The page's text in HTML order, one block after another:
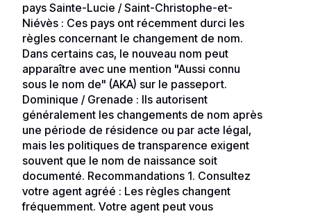
pays Sainte-Lucie / Saint-Christophe-et-
Niévès : Ces pays ont récemment durci les
règles concernant le changement de nom.
Dans certains cas, le nouveau nom peut
apparaître avec une mention "Aussi connu
sous le nom de" (AKA) sur le passeport.
Dominique / Grenade : Ils autorisent
généralement les changements de nom après
une période de résidence ou par acte légal,
mais les politiques de transparence exigent
souvent que le nom de naissance soit
documenté. Recommandations 1. Consultez
votre agent agréé : Les règles changent
fréquemment. Votre agent peut vous